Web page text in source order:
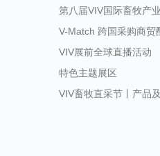
第八届VIV国际畜牧产
V-Match 跨国采购商贸
VIV展前全球直播活动
特色主题展区
VIV畜牧直采节丨产品